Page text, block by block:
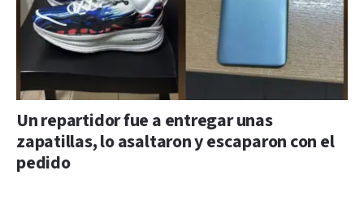
Un repartidor fue a entregar unas
zapatillas, lo asaltaron y escaparon con el
pedido